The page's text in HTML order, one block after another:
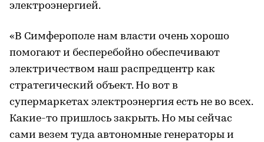
электроэнергией.
«В Симферополе нам власти очень хорошо
помогают и бесперебойно обеспечивают
электричеством наш распредцентр как
стратегический объект. Но вот в
супермаркетах электроэнергия есть не во всех.
Какие-то пришлось закрыть. Но мы сейчас
сами везем туда автономные генераторы и